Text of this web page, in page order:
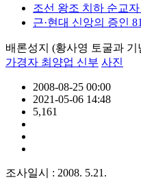
조선 왕조 치하 순교자
근·현대 신앙의 증인
배론성지 (황사영 토굴과 기
가경자 최양업 신부 사진
2008-08-25 00:00
2021-05-06 14:48
5,161
조사일시 : 2008. 5.21.